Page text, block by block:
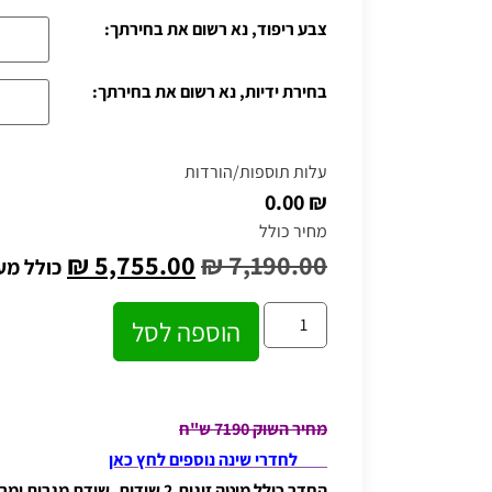
צבע ריפוד, נא רשום את בחירתך:
בחירת ידיות, נא רשום את בחירתך:
עלות תוספות/הורדות
₪ 0.00
מחיר כולל
₪7,190.00
₪5,755.00 כולל
הוספה לסל
מחיר השוק 7190 ש"ח
לחדרי שינה נוספים לחץ כאן